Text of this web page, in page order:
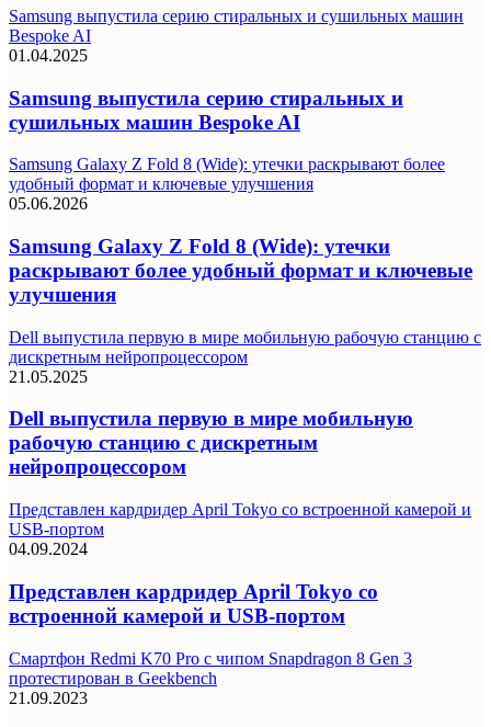
Samsung выпустила серию стиральных и сушильных машин
Bespoke AI
01.04.2025
Samsung выпустила серию стиральных и
сушильных машин Bespoke AI
Samsung Galaxy Z Fold 8 (Wide): утечки раскрывают более
удобный формат и ключевые улучшения
05.06.2026
Samsung Galaxy Z Fold 8 (Wide): утечки
раскрывают более удобный формат и ключевые
улучшения
Dell выпустила первую в мире мобильную рабочую станцию с
дискретным нейропроцессором
21.05.2025
Dell выпустила первую в мире мобильную
рабочую станцию с дискретным
нейропроцессором
Представлен кардридер April Tokyo со встроенной камерой и
USB-портом
04.09.2024
Представлен кардридер April Tokyo со
встроенной камерой и USB-портом
Смартфон Redmi K70 Pro с чипом Snapdragon 8 Gen 3
протестирован в Geekbench
21.09.2023